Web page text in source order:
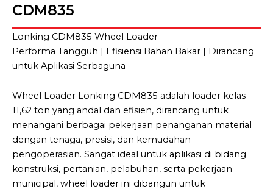
CDM835
Lonking CDM835 Wheel Loader
Performa Tangguh | Efisiensi Bahan Bakar | Dirancang
untuk Aplikasi Serbaguna
Wheel Loader Lonking CDM835 adalah loader kelas
11,62 ton yang andal dan efisien, dirancang untuk
menangani berbagai pekerjaan penanganan material
dengan tenaga, presisi, dan kemudahan
pengoperasian. Sangat ideal untuk aplikasi di bidang
konstruksi, pertanian, pelabuhan, serta pekerjaan
municipal, wheel loader ini dibangun untuk